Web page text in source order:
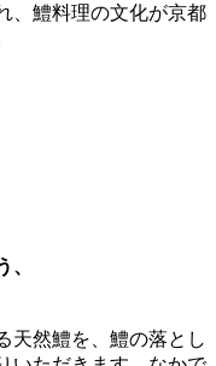
、鱧料理の文化が京都
、
天然鱧を、鱧の落とし